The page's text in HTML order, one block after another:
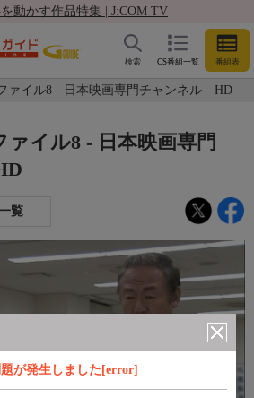
動かす作品特集 | J:COM TV
CS番組一覧 番組表
検索
ァイル8 - 日本映画専門チャンネル HD
が発生しました[error]
ァイル8 - 日本映画専門
覧